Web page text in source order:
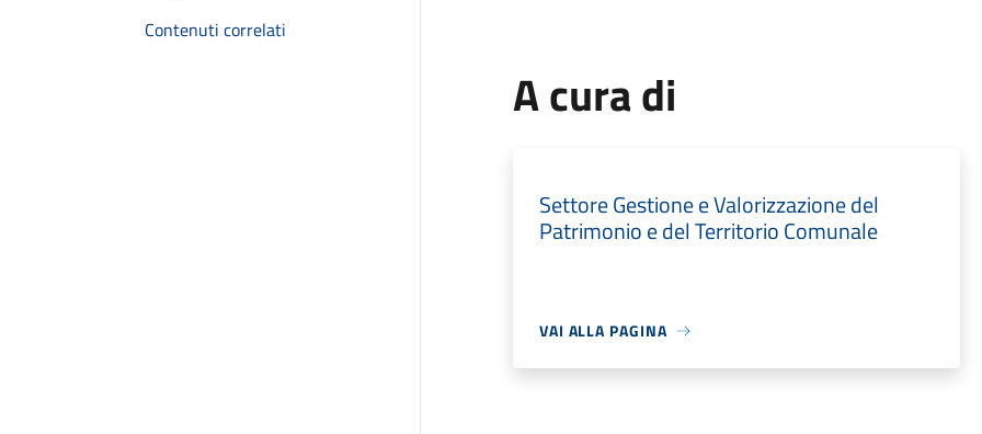
Contenuti correlati
A cura di
Settore Gestione e Valorizzazione del
Patrimonio e del Territorio Comunale
VAI ALLA PAGINA